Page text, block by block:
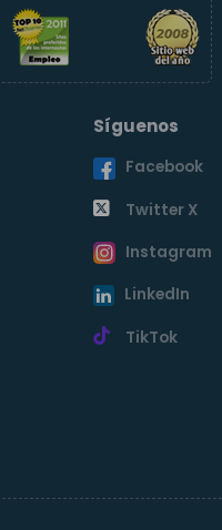
Síguenos
Facebook
Twitter X
Instagram
LinkedIn
TikTok